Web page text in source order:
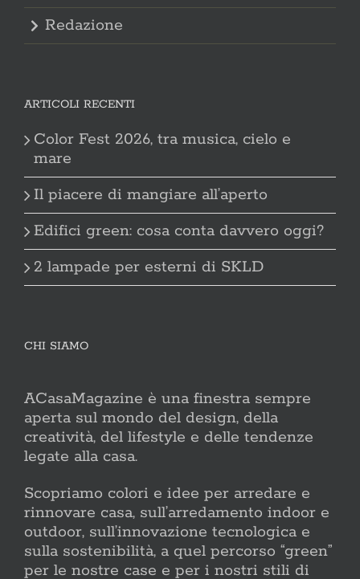
Redazione
ARTICOLI RECENTI
Color Fest 2026, tra musica, cielo e
mare
Il piacere di mangiare all’aperto
Edifici green: cosa conta davvero oggi?
2 lampade per esterni di SKLD
CHI SIAMO
ACasaMagazine è una finestra sempre
aperta sul mondo del design, della
creatività, del lifestyle e delle tendenze
legate alla casa.
Scopriamo colori e idee per arredare e
rinnovare casa, sull’arredamento indoor e
outdoor, sull’innovazione tecnologica e
sulla sostenibilità, a quel percorso “green”
per le nostre case e per i nostri stili di